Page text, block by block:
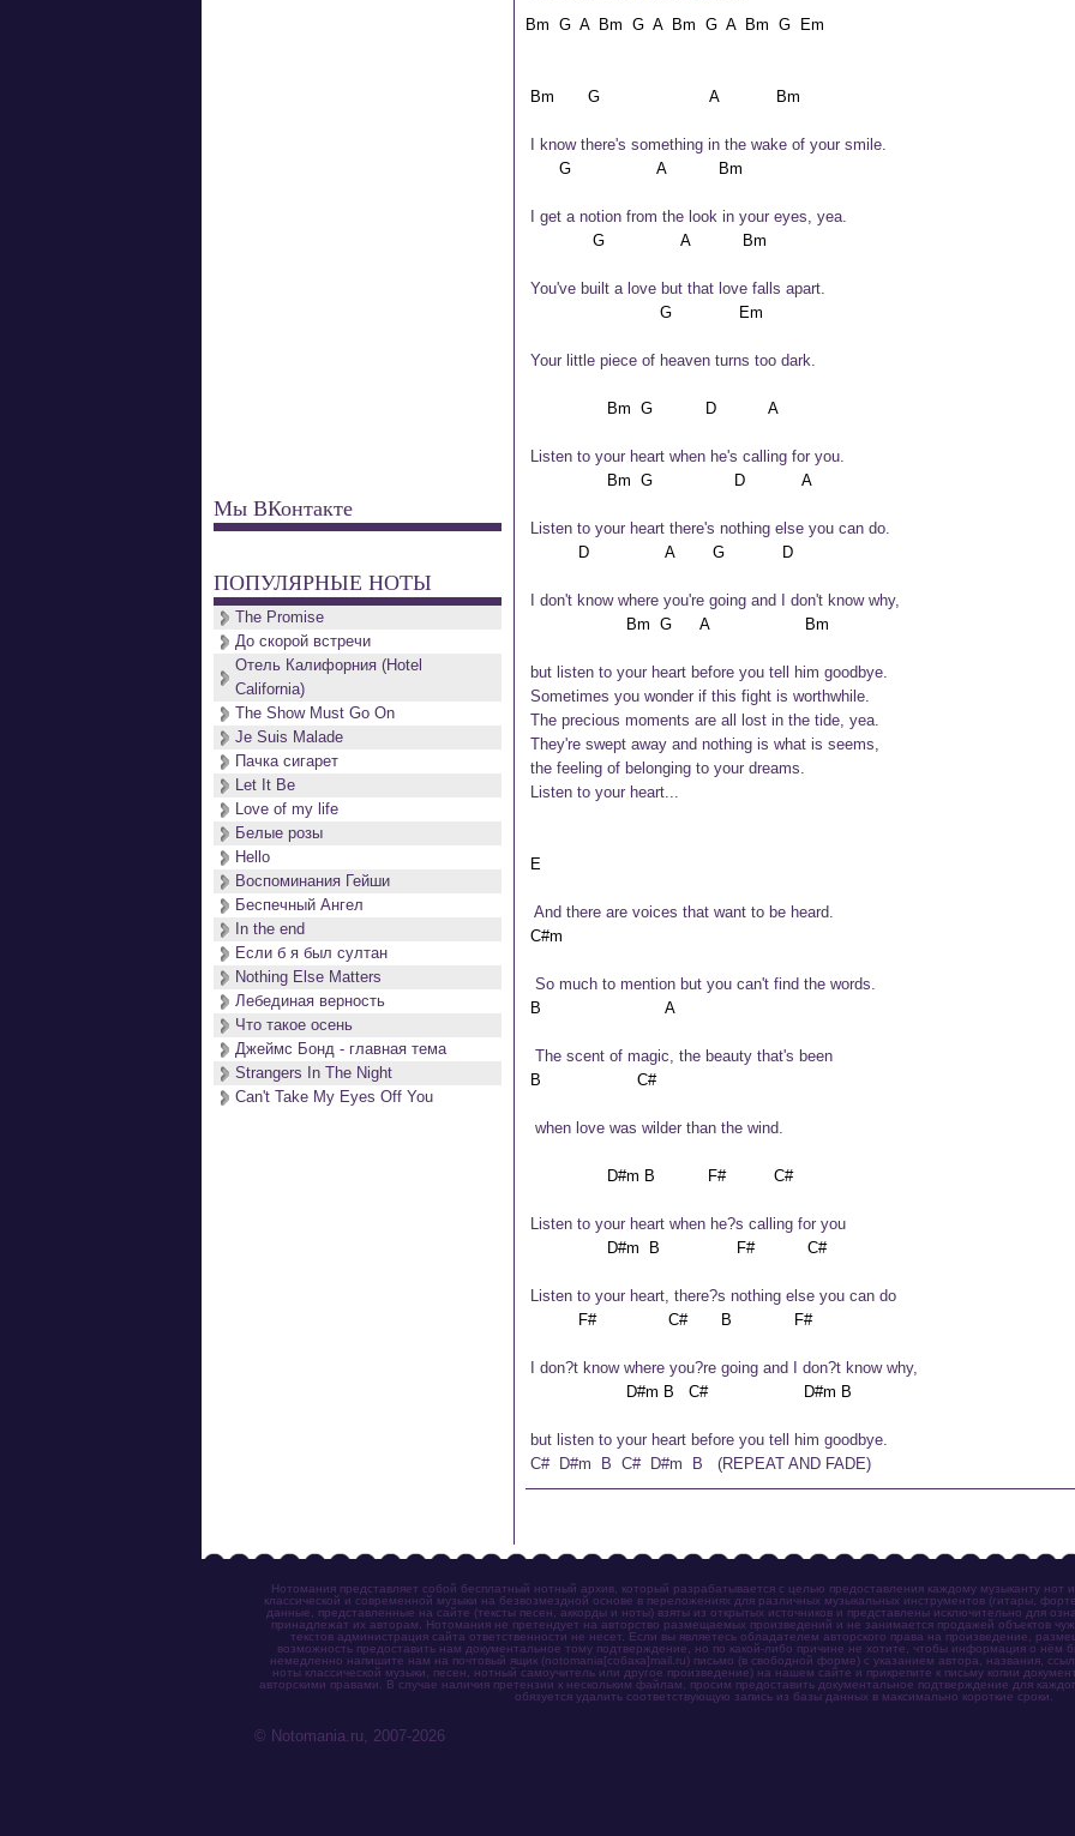
Bm  G  A  Bm  G  A  Bm  G  A  Bm  G  Em
I know there's something in the wake of your smile.
I get a notion from the look in your eyes, yea.
You've built a love but that love falls apart.
Your little piece of heaven turns too dark.
Listen to your heart when he's calling for you.
Listen to your heart there's nothing else you can do.
I don't know where you're going and I don't know why,
but listen to your heart before you tell him goodbye.
Sometimes you wonder if this fight is worthwhile.
The precious moments are all lost in the tide, yea.
They're swept away and nothing is what is seems,
the feeling of belonging to your dreams.
Listen to your heart...
  And there are voices that want to be heard.
  So much to mention but you can't find the words.
  The scent of magic, the beauty that's been
  when love was wilder than the wind.
Listen to your heart when he?s calling for you
Listen to your heart, there?s nothing else you can do
I don?t know where you?re going and I don?t know why,
but listen to your heart before you tell him goodbye.
C#  D#m  B  C#  D#m  B   (REPEAT AND FADE)
Мы ВКонтакте
ПОПУЛЯРНЫЕ НОТЫ
The Promise
До скорой встречи
Отель Калифорния (Hotel
California)
The Show Must Go On
Je Suis Malade
Пачка сигарет
Let It Be
Love of my life
Белые розы
Hello
Воспоминания Гейши
Беспечный Ангел
In the end
Если б я был султан
Nothing Else Matters
Лебединая верность
Что такое осень
Джеймс Бонд - главная тема
Strangers In The Night
Can't Take My Eyes Off You
Нотомания представляет собой бесплатный нотный архив, который разрабатывается с целью предоставления каждому музыканту нот
классической и современной музыки на безвозмездной основе в переложениях для различных музыкальных инструментов (гитары,
данные, представленные на сайте (тексты песен, аккорды и ноты) взяты из открытых источников и представлены исключительно для
принадлежат их авторам. Нотомания не претендует на авторство размещаемых произведений и не занимается продажей объектов
текстов администрация сайта ответственности не несет. Если вы являетесь обладателем авторского права на произведение,
возможность предоставить нам документальное тому подтверждение, но по какой-либо причине не хотите, чтобы информация о нём
немедленно напишите нам на почтовый ящик (notomania[собака]mail.ru) письмо (в свободной форме) с указанием автора, названия,
ноты классической музыки, песен, нотный самоучитель или другое произведение) на нашем сайте и прикрепите к письму копии
авторскими правами. В случае наличия претензии к нескольким файлам, просим предоставить документальное подтверждение для
обязуется удалить соответствующую запись из базы данных в максимально короткие сроки.
© Notomania.ru, 2007-2026